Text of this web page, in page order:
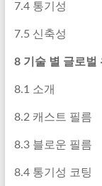
7.4 통기성
7.5 신축성
8 기술 별 글로벌
8.1 소개
8.2 캐스트 필름
8.3 블로운 필름
8.4 통기성 코팅